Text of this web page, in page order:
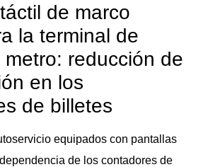
de marco
la terminal de
reducción de
en los
de billetes
equipados con pantallas
de los contadores de